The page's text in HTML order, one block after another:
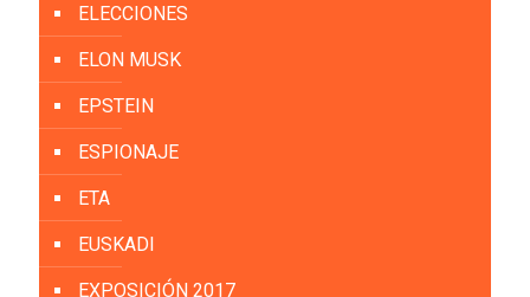
ELECCIONES
ELON MUSK
EPSTEIN
ESPIONAJE
ETA
EUSKADI
EXPOSICIÓN 2017